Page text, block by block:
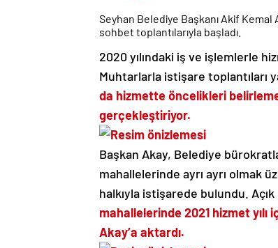
Seyhan Belediye Başkanı Akif Kemal
sohbet toplantılarıyla başladı.
2020 yılındaki iş ve işlemlerle
Muhtarlarla istişare toplantıları
da hizmette öncelikleri
gerçekleştiriyor.
Başkan Akay, Belediye
mahallelerinde ayrı ayrı olmak
halkıyla istişarede bulundu.
mahallelerinde 2021 hizmet
Akay’a aktardı.